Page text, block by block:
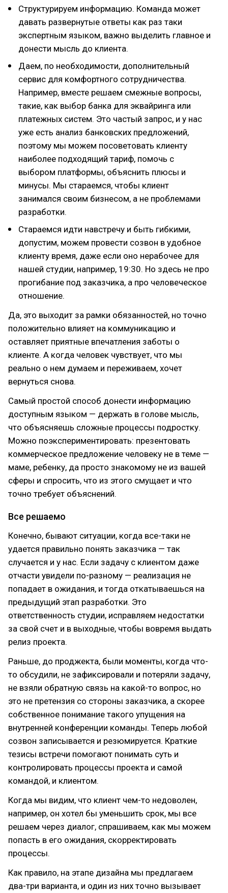
Структурируем информацию. Команда может
давать развернутые ответы как раз таки
экспертным языком, важно выделить главное и
донести мысль до клиента.
Даем, по необходимости, дополнительный
сервис для комфортного сотрудничества.
Например, вместе решаем смежные вопросы,
такие, как выбор банка для эквайринга или
платежных систем. Это частый запрос, и у нас
уже есть анализ банковских предложений,
поэтому мы можем посоветовать клиенту
наиболее подходящий тариф, помочь с
выбором платформы, объяснить плюсы и
минусы. Мы стараемся, чтобы клиент
занимался своим бизнесом, а не проблемами
разработки.
Стараемся идти навстречу и быть гибкими,
допустим, можем провести созвон в удобное
клиенту время, даже если оно нерабочее для
нашей студии, например, 19:30. Но здесь не про
прогибание под заказчика, а про человеческое
отношение.
Да, это выходит за рамки обязанностей, но точно
положительно влияет на коммуникацию и
оставляет приятные впечатления заботы о
клиенте. А когда человек чувствует, что мы
реально о нем думаем и переживаем, хочет
вернуться снова.
Самый простой способ донести информацию
доступным языком — держать в голове мысль,
что объясняешь сложные процессы подростку.
Можно поэкспериментировать: презентовать
коммерческое предложение человеку не в теме —
маме, ребенку, да просто знакомому не из вашей
сферы и спросить, что из этого смущает и что
точно требует объяснений.
Все решаемо
Конечно, бывают ситуации, когда все-таки не
удается правильно понять заказчика — так
случается и у нас. Если задачу с клиентом даже
отчасти увидели по-разному — реализация не
попадает в ожидания, и тогда откатываешься на
предыдущий этап разработки. Это
ответственность студии, исправляем недостатки
за свой счет и в выходные, чтобы вовремя выдать
релиз проекта.
Раньше, до проджекта, были моменты, когда что-
то обсудили, не зафиксировали и потеряли задачу,
не взяли обратную связь на какой-то вопрос, но
это не претензия со стороны заказчика, а скорее
собственное понимание такого упущения на
внутренней конференции команды. Теперь любой
созвон записывается и резюмируется. Краткие
тезисы встречи помогают понимать суть и
контролировать процессы проекта и самой
командой, и клиентом.
Когда мы видим, что клиент чем-то недоволен,
например, он хотел бы уменьшить срок, мы все
решаем через диалог, спрашиваем, как мы можем
попасть в его ожидания, скорректировать
процессы.
Как правило, на этапе дизайна мы предлагаем
два-три варианта, и один из них точно вызывает